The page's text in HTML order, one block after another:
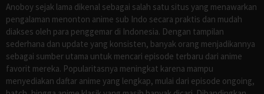
Anoboy sejak lama dikenal sebagai salah satu situs yang menawarkan
pengalaman menonton anime sub Indo secara praktis dan mudah
diakses oleh para penggemar di Indonesia. Dengan tampilan
sederhana dan update yang konsisten, banyak orang menjadikannya
sebagai sumber utama untuk mencari episode terbaru dari anime
favorit mereka. Popularitasnya meningkat karena mampu
menyediakan daftar anime yang lengkap, mulai dari episode ongoing,